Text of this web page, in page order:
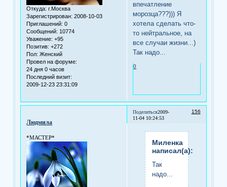
Откуда: г.Москва
Зарегистрирован: 2008-10-03
Приглашений: 0
Сообщений: 10774
Уважение: +95
Позитив: +272
Пол: Женский
Провел на форуме:
24 дня 0 часов
Последний визит:
2009-12-23 23:31:09
впечатление
морозца???))) Я
хотела сделать что-
то нейтральное, на
все случаи жизни...)
Так надо...
0
Поделиться 156
2009-
11-04 10:24:53
Людмила
*МАСТЕР*
Миленка
написал(а):
Так
надо...